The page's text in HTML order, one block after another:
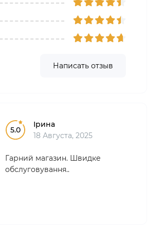
Написать отзыв
5.0
Ірина
18 Августа, 2025
Гарний магазин. Швидке
обслуговування..